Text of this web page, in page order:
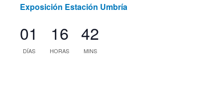
Exposición Estación Umbría
01
DÍAS
16
HORAS
42
MINS